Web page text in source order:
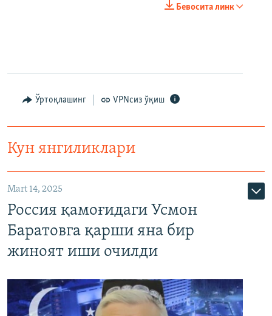
Бевосита линк
Ўртоқлашинг VPNсиз ўқиш
Кун янгиликлари
Mart 14, 2025
Россия қамоғидаги Усмон
Баратовга қарши яна бир
жиноят иши очилди